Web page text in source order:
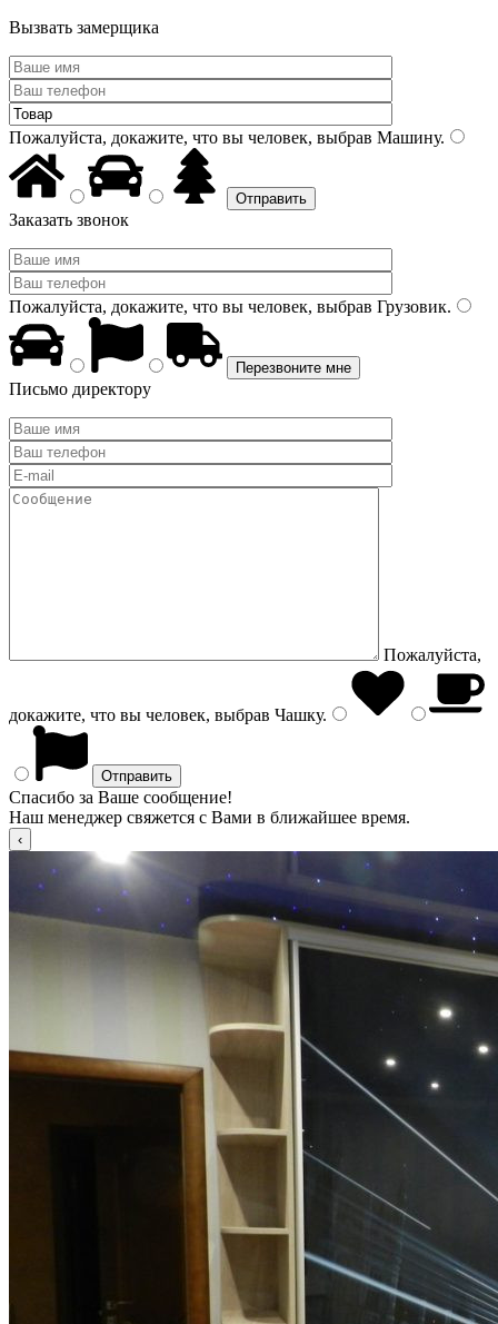
Вызвать замерщика
Пожалуйста, докажите, что вы человек, выбрав Машину.
Заказать звонок
Пожалуйста, докажите, что вы человек, выбрав Грузовик.
Письмо директору
Пожалуйста,
докажите, что вы человек, выбрав Чашку.
Спасибо за Ваше сообщение!
Наш менеджер свяжется с Вами в ближайшее время.